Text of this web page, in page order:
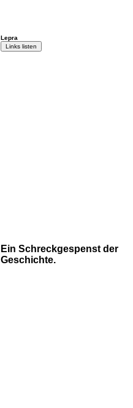
Lepra
Ein Schreckgespenst der
Geschichte.